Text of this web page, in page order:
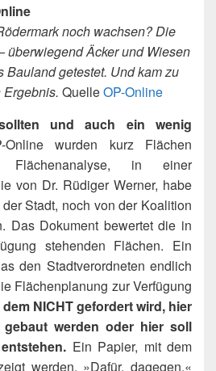
noch wachsen? Die
überwiegend Äcker und Wiesen
Bauland getestet. Und kam zu
QuelleOP-Online
und auch ein wenig
wurden kurz Flächen
Flächenanalyse, in einer
von Dr. Rüdiger Werner, habe
Stadt, noch von der Koalition
Das Dokument bewertet die in
stehenden Flächen. Ein
den Stadtverordneten endlich
Flächenplanung zur Verfügung
dem NICHTgefordert wird, hier
werden oder hier soll
Ein Papier, mit dem
werden. »Dafür, dagegen.«